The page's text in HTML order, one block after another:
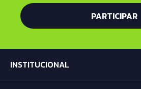
INSTITUCIONAL